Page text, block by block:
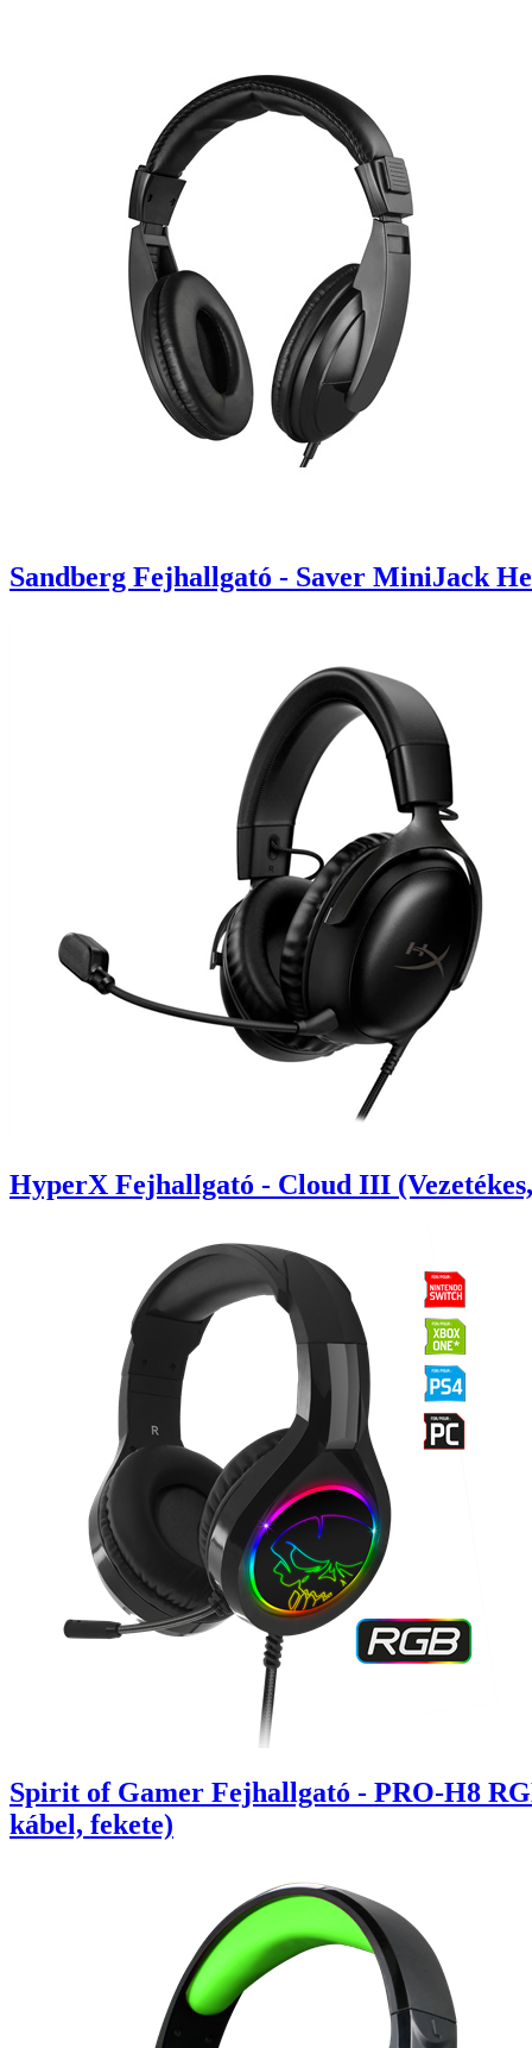
Sandberg Fejhallgató - Saver MiniJack
HyperX Fejhallgató - Cloud III
Spirit of Gamer Fejhallgató - PRO-H8
kábel, fekete)